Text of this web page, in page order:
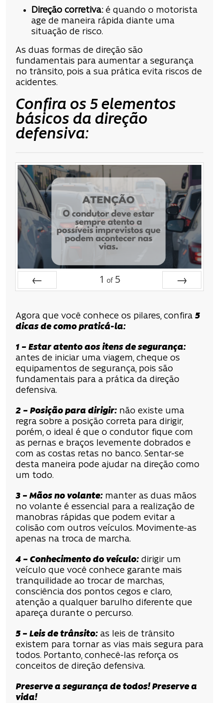
Direção corretiva: é quando o motorista
age de maneira rápida diante uma
situação de risco.
As duas formas de direção são
fundamentais para aumentar a segurança
no trânsito, pois a sua prática evita riscos de
acidentes.
Confira os 5 elementos
básicos da direção
defensiva:
1 of 5
Agora que você conhece os pilares, confira 5
dicas de como praticá-la:
1 – Estar atento aos itens de segurança:
antes de iniciar uma viagem, cheque os
equipamentos de segurança, pois são
fundamentais para a prática da direção
defensiva.
2 – Posição para dirigir: não existe uma
regra sobre a posição correta para dirigir,
porém, o ideal é que o condutor fique com
as pernas e braços levemente dobrados e
com as costas retas no banco. Sentar-se
desta maneira pode ajudar na direção como
um todo.
3 – Mãos no volante: manter as duas mãos
no volante é essencial para a realização de
manobras rápidas que podem evitar a
colisão com outros veículos. Movimente-as
apenas na troca de marcha.
4 – Conhecimento do veículo: dirigir um
veículo que você conhece garante mais
tranquilidade ao trocar de marchas,
consciência dos pontos cegos e claro,
atenção a qualquer barulho diferente que
apareça durante o percurso.
5 – Leis de trânsito: as leis de trânsito
existem para tornar as vias mais segura para
todos. Portanto, conhecê-las reforça os
conceitos de direção defensiva.
Preserve a segurança de todos! Preserve a
vida!